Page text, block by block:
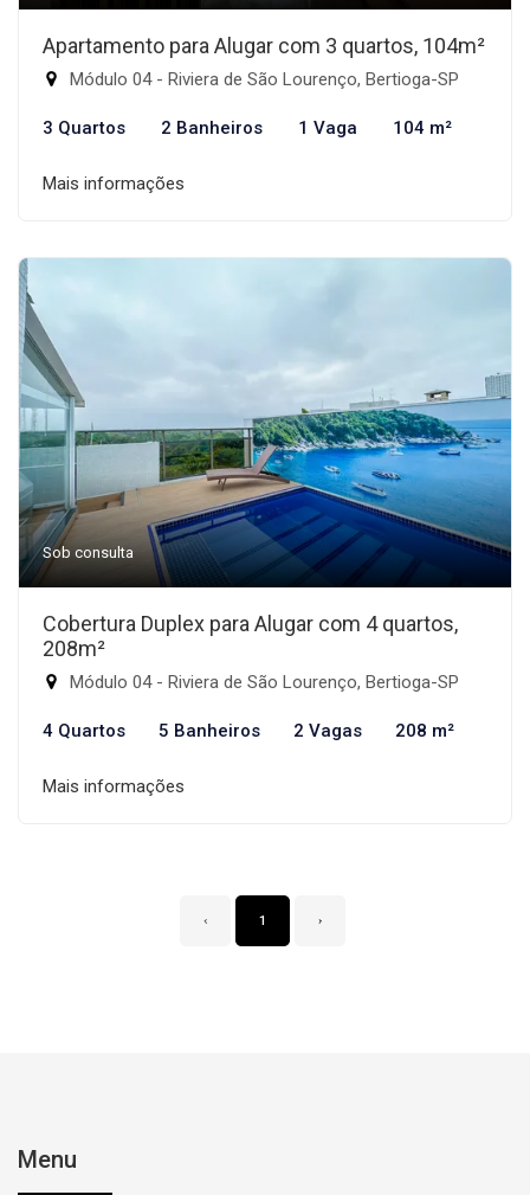
Apartamento para Alugar com 3 quartos, 104m²
Módulo 04 - Riviera de São Lourenço, Bertioga-SP
3 Quartos 2 Banheiros 1 Vaga 104 m²
Mais informações
Sob consulta
Cobertura Duplex para Alugar com 4 quartos,
208m²
Módulo 04 - Riviera de São Lourenço, Bertioga-SP
4 Quartos 5 Banheiros 2 Vagas 208 m²
Mais informações
‹ 1 ›
Menu